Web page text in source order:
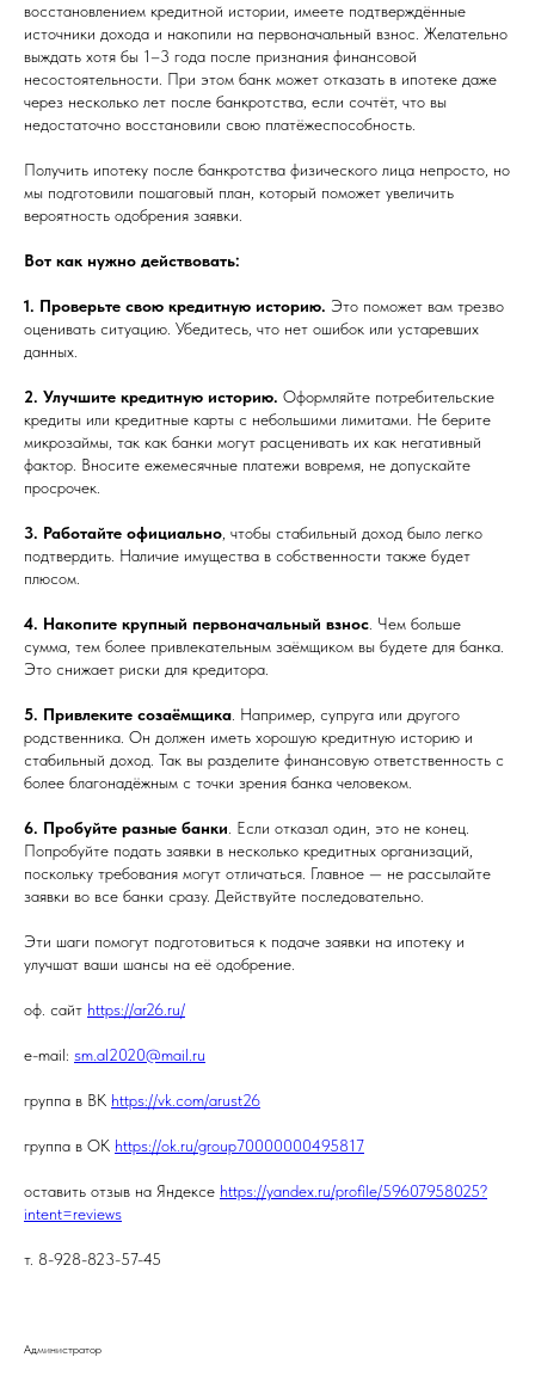
восстановлением кредитной истории, имеете подтверждённые
источники дохода и накопили на первоначальный взнос. Желательно
выждать хотя бы 1–3 года после признания финансовой
несостоятельности. При этом банк может отказать в ипотеке даже
через несколько лет после банкротства, если сочтёт, что вы
недостаточно восстановили свою платёжеспособность.
Получить ипотеку после банкротства физического лица непросто, но
мы подготовили пошаговый план, который поможет увеличить
вероятность одобрения заявки.
Вот как нужно действовать:
1. Проверьте свою кредитную историю. Это поможет вам трезво
оценивать ситуацию. Убедитесь, что нет ошибок или устаревших
данных.
2. Улучшите кредитную историю. Оформляйте потребительские
кредиты или кредитные карты с небольшими лимитами. Не берите
микрозаймы, так как банки могут расценивать их как негативный
фактор. Вносите ежемесячные платежи вовремя, не допускайте
просрочек.
3. Работайте официально, чтобы стабильный доход было легко
подтвердить. Наличие имущества в собственности также будет
плюсом.
4. Накопите крупный первоначальный взнос. Чем больше
сумма, тем более привлекательным заёмщиком вы будете для банка.
Это снижает риски для кредитора.
5. Привлеките созаёмщика. Например, супруга или другого
родственника. Он должен иметь хорошую кредитную историю и
стабильный доход. Так вы разделите финансовую ответственность с
более благонадёжным с точки зрения банка человеком.
6. Пробуйте разные банки. Если отказал один, это не конец.
Попробуйте подать заявки в несколько кредитных организаций,
поскольку требования могут отличаться. Главное — не рассылайте
заявки во все банки сразу. Действуйте последовательно.
Эти шаги помогут подготовиться к подаче заявки на ипотеку и
улучшат ваши шансы на её одобрение.
оф. сайт https://ar26.ru/
e-mail: sm.al2020@mail.ru
группа в ВК https://vk.com/arust26
группа в ОК https://ok.ru/group70000000495817
оставить отзыв на Яндексе https://yandex.ru/profile/59607958025?
intent=reviews
т. 8-928-823-57-45
Администратор